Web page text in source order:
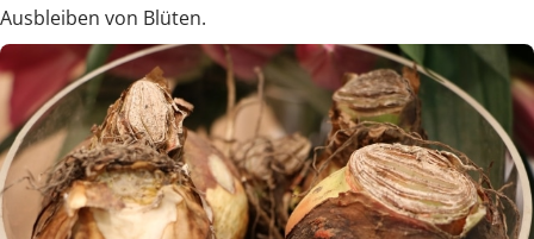
Ausbleiben von Blüten.